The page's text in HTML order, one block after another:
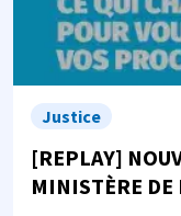
Justice
[REPLAY]
MINISTÈRE DE